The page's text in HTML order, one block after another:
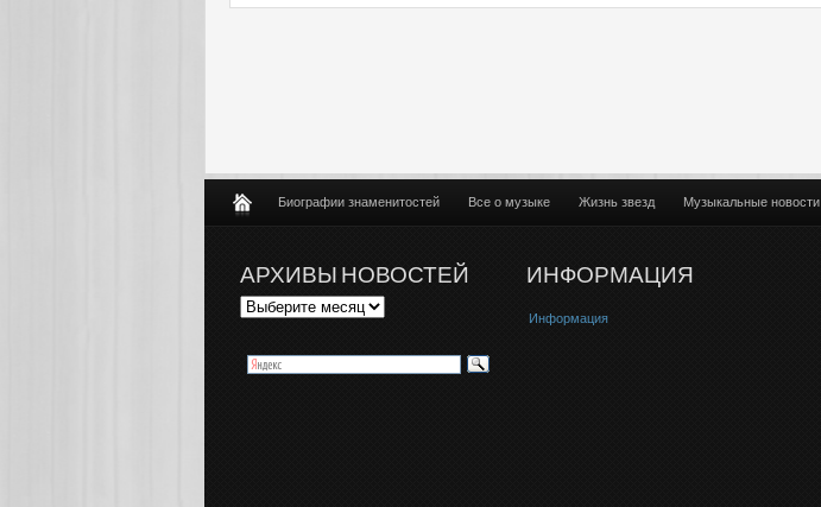
Биографии знаменитостей Все о музыке Жизнь звезд Музыкальные новости
АРХИВЫ НОВОСТЕЙ ИНФОРМАЦИЯ
Информация